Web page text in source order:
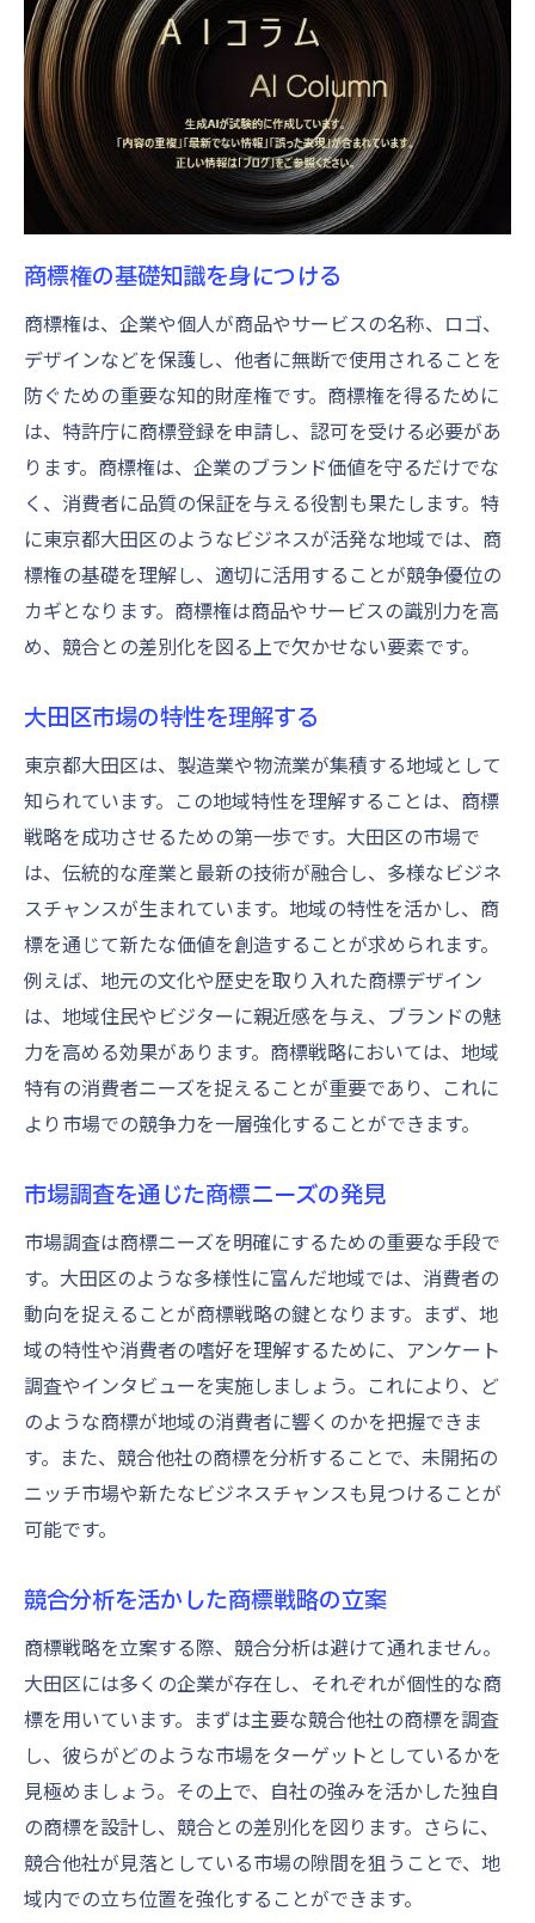
地域イベントとの連携による商標活用
地元住民の支持を得る商標戦略
地域特性を最大限に活かすマーケティング
大田区独自の文化と産業を反映した商標デザイ
ンの魅力
地元アートを取り入れた商標例
伝統工芸を活かした商標デザイン
地元アーティストとのコラボレーション
地域の歴史を反映したブランドストーリー
地元企業との共同商標開発
商標権を駆使して大田区市場での存在感を高め
る
商標を使ったブランド価値の向上
地域イベントでの商標プロモーション
地元メディアを活用した商標の広報戦略
商標に基づくコラボレーション企画
消費者との絆を深める商標活用法
消費者の心を掴む商標作りの実践例
消費者のフィードバックを取り入れた商標
改良
口コミ効果を狙った商標キャンペーン
商標を通じた消費者参加型イベント
消費者の共感を呼ぶ商標ストーリー
オンラインプラットフォームでの商標展開
顧客満足度を高める商標施策
商標戦略で競争を制する大田区の成功事例
地域イベントと商標の効果的な結びつけ
商標を活かした新製品開発の秘訣
特定市場を狙った商標の導入事例
企業間連携による商標戦略の強化
長期的な商標活用による持続可能な成長
地域密着型商標の重要性とその利点
地域密着型商標のメリットとデメリット
地元コミュニティとの関係構築法
地域貢献を意識した商標活動
地元支援団体とのパートナーシップ
商標権の活用で大田区ビジネスを次のステージ
へ
商標を活用した新市場開拓戦略
国際展開に向けた商標の準備
商標を用いたブランドの多角化
商標による新規顧客層の獲得
商標を通じたビジネスモデルの革新
商標権の基礎知識を身につける
商標権は、企業や個人が商品やサービスの名称、ロゴ、
デザインなどを保護し、他者に無断で使用されることを
防ぐための重要な知的財産権です。商標権を得るために
は、特許庁に商標登録を申請し、認可を受ける必要があ
ります。商標権は、企業のブランド価値を守るだけでな
く、消費者に品質の保証を与える役割も果たします。特
に東京都大田区のようなビジネスが活発な地域では、商
標権の基礎を理解し、適切に活用することが競争優位の
カギとなります。商標権は商品やサービスの識別力を高
め、競合との差別化を図る上で欠かせない要素です。
大田区市場の特性を理解する
東京都大田区は、製造業や物流業が集積する地域として
知られています。この地域特性を理解することは、商標
戦略を成功させるための第一歩です。大田区の市場で
は、伝統的な産業と最新の技術が融合し、多様なビジネ
スチャンスが生まれています。地域の特性を活かし、商
標を通じて新たな価値を創造することが求められます。
例えば、地元の文化や歴史を取り入れた商標デザイン
は、地域住民やビジターに親近感を与え、ブランドの魅
力を高める効果があります。商標戦略においては、地域
特有の消費者ニーズを捉えることが重要であり、これに
より市場での競争力を一層強化することができます。
市場調査を通じた商標ニーズの発見
市場調査は商標ニーズを明確にするための重要な手段で
す。大田区のような多様性に富んだ地域では、消費者の
動向を捉えることが商標戦略の鍵となります。まず、地
域の特性や消費者の嗜好を理解するために、アンケート
調査やインタビューを実施しましょう。これにより、ど
のような商標が地域の消費者に響くのかを把握できま
す。また、競合他社の商標を分析することで、未開拓の
ニッチ市場や新たなビジネスチャンスも見つけることが
可能です。
競合分析を活かした商標戦略の立案
商標戦略を立案する際、競合分析は避けて通れません。
大田区には多くの企業が存在し、それぞれが個性的な商
標を用いています。まずは主要な競合他社の商標を調査
し、彼らがどのような市場をターゲットとしているかを
見極めましょう。その上で、自社の強みを活かした独自
の商標を設計し、競合との差別化を図ります。さらに、
競合他社が見落としている市場の隙間を狙うことで、地
域内での立ち位置を強化することができます。